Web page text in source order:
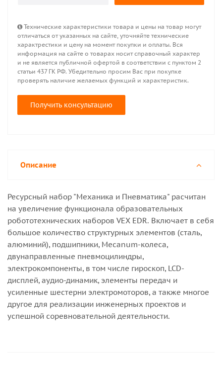
Технические характеристики товара и цены на товар могут
отличаться от указанных на сайте, уточняйте технические
характрестики и цену на момент покупки и оплаты. Вся
информация на сайте о товарах носит справочный характер
и не является публичной офертой в соответствии с пунктом 2
статьи 437 ГК РФ. Убедительно просим Вас при покупке
проверять наличие желаемых функций и характеристик.
Получить консультацию
Описание
Ресурсный набор "Механика и Пневматика" расчитан
на увеличение функционала образовательных
робототехнических наборов VEX EDR. Включает в себя
большое количество структурных элементов (сталь,
алюминий), подшипники, Mecanum-колеса,
двунаправленные пневмоцилиндры,
электрокомпоненты, в том числе гироскоп, LCD-
дисплей, аудио-динамик, элементы передач и
усиленные шестерни электромоторов, а также многое
другое для реализации инженерных проектов и
успешной соревновательной деятельности.